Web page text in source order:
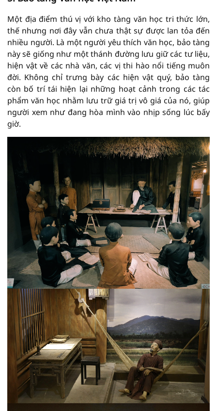
Một địa điểm thú vị với kho tàng văn học tri thức lớn,
thế nhưng nơi đây vẫn chưa thật sự được lan tỏa đến
nhiều người. Là một người yêu thích văn học, bảo tàng
này sẽ giống như một thánh đường lưu giữ các tư liệu,
hiện vật về các nhà văn, các vị thi hào nổi tiếng muôn
đời. Không chỉ trưng bày các hiện vật quý, bảo tàng
còn bố trí tái hiện lại những hoạt cảnh trong các tác
phẩm văn học nhằm lưu trữ giá trị vô giá của nó, giúp
người xem như đang hòa mình vào nhịp sống lúc bấy
giờ.